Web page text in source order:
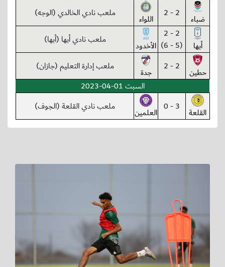
ضباء 2 - 2 اللواء ملعب نادي الخالدي (الوجه)
أبها
2 - 2
(5 - 6)
الأخدود ملعب نادي أبها (أبها)
حطين 2 - 2 جدة
ملعب إدارة التعليم (جازان)
السبت 01-04-2023
القلعة 3 - 0 العلمين ملعب نادي القلعة (الجوف)